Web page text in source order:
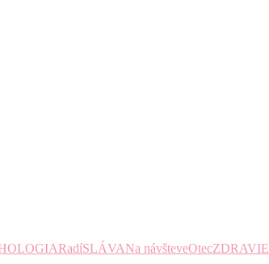
RadíSLÁVANa návšteveOtecZDRAVIE